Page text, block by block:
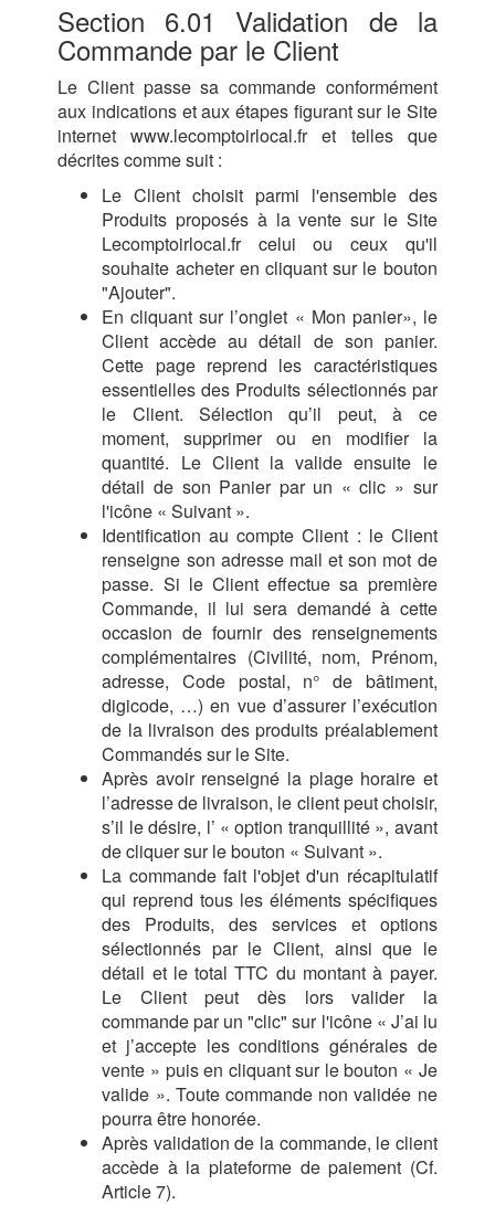
Section 6.01 Validation de la
Commande par le Client
Le Client passe sa commande conformément
aux indications et aux étapes figurant sur le Site
internet www.lecomptoirlocal.fr et telles que
décrites comme suit :
Le Client choisit parmi l'ensemble des
Produits proposés à la vente sur le Site
Lecomptoirlocal.fr celui ou ceux qu'il
souhaite acheter en cliquant sur le bouton
"Ajouter".
En cliquant sur l’onglet « Mon panier», le
Client accède au détail de son panier.
Cette page reprend les caractéristiques
essentielles des Produits sélectionnés par
le Client. Sélection qu’il peut, à ce
moment, supprimer ou en modifier la
quantité. Le Client la valide ensuite le
détail de son Panier par un « clic » sur
l'icône « Suivant ».
Identification au compte Client : le Client
renseigne son adresse mail et son mot de
passe. Si le Client effectue sa première
Commande, il lui sera demandé à cette
occasion de fournir des renseignements
complémentaires (Civilité, nom, Prénom,
adresse, Code postal, n° de bâtiment,
digicode, …) en vue d’assurer l’exécution
de la livraison des produits préalablement
Commandés sur le Site.
Après avoir renseigné la plage horaire et
l’adresse de livraison, le client peut choisir,
s’il le désire, l’ « option tranquillité », avant
de cliquer sur le bouton « Suivant ».
La commande fait l'objet d'un récapitulatif
qui reprend tous les éléments spécifiques
des Produits, des services et options
sélectionnés par le Client, ainsi que le
détail et le total TTC du montant à payer.
Le Client peut dès lors valider la
commande par un "clic" sur l'icône « J’ai lu
et j’accepte les conditions générales de
vente » puis en cliquant sur le bouton « Je
valide ». Toute commande non validée ne
pourra être honorée.
Après validation de la commande, le client
accède à la plateforme de paiement (Cf.
Article 7).